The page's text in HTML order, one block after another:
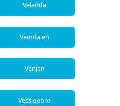
Velanda
Vemdalen
Venjan
Vessigebro